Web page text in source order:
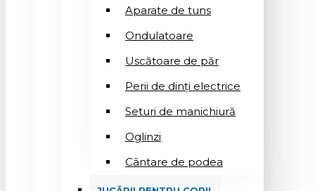
Aparate de tuns
Ondulatoare
Uscătoare de păr
Perii de dinți electrice
Seturi de manichiură
Oglinzi
Cântare de podea